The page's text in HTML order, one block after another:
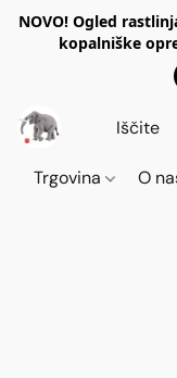
NOVO! Ogled
kopalniške
Trgovina O